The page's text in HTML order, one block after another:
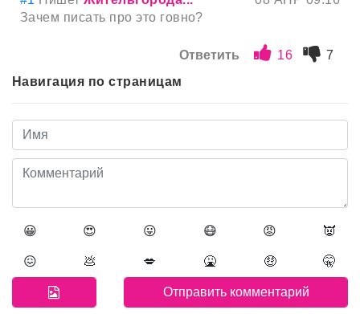
Зачем писать про это говно?
Ответить 16
7
Навигация по страницам
😀 😍 😛 😷 😡 👿
😖 💩 💋 🤮 🤑 🤫